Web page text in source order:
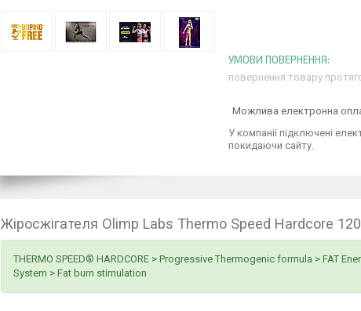
повернення товару
У компанії підключені
покидаючи сайту.
Жіросжігателя Olimp Labs Thermo Speed Hardcore
THERMO SPEED® HARDCORE > Progressive Thermogenic formula > FAT
System > Fat burn stimulation